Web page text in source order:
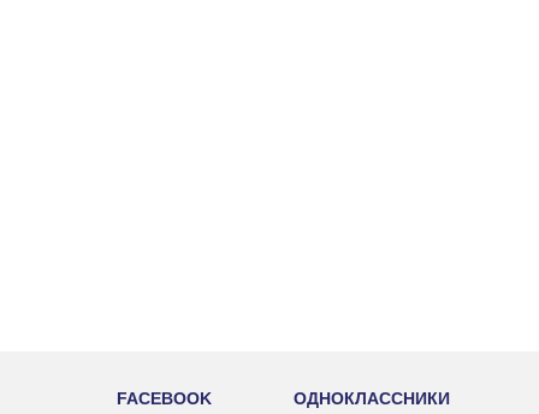
FACEBOOK ОДНОКЛАССНИКИ